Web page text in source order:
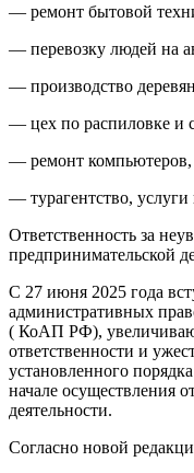
— ремонт бытовой
— перевозку людей на
— производство
— цех по распиловке и
— ремонт компьютеров,
— турагентство, услуги
Ответственность за
предпринимательской
С 27 июня 2025 года
административных
( КоАП РФ),
ответственности и
установленного
начале осуществления
деятельности.
Согласно новой